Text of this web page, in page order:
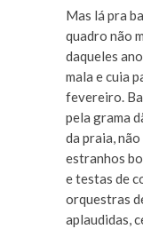
Mas lá pra
quadro não
daqueles
mala e cuia
fevereiro.
pela grama
da praia,
estranhos
e testas de
orquestras
aplaudidas,